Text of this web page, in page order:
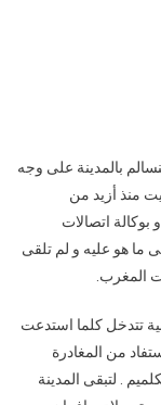
بالمدينة على وجه
منذ أزيد من
أسبوعين وذلك بالرغم اتصالهم بالرقمين 115 و110 و بوكالة اتصالات
ما هو عليه و لم تلقى
المغرب.
تتدخل كلما استدعت
: احدهم استفاد من المغادرة
. لتبقى المدينة